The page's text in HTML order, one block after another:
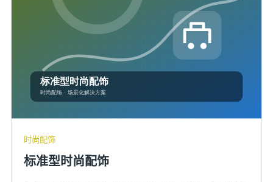
时尚配饰
标准型时尚配饰